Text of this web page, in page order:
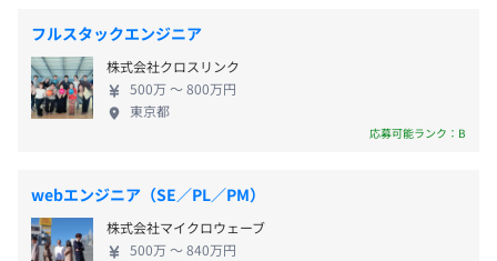
■有給消化 年間5日間必須
■交通費 ：上限30,000円（案件に伴う移動の場合は実
■報酬制度：3ヵ月ごとの業績に応じてインセンティブ支
給実績あり
フルスタックエンジニア
株式会社クロスリンク
500万 〜 800万円
東京都
応募可能ランク：B
webエンジニア（SE／PL／PM）
株式会社マイクロウェーブ
500万 〜 840万円